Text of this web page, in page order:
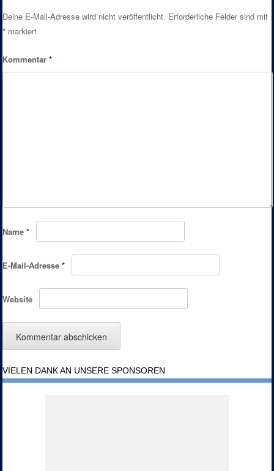
Deine E-Mail-Adresse wird nicht veröffentlicht. Erforderliche Felder sind mit
* markiert
Kommentar*
Name*
E-Mail-Adresse*
Website
VIELEN DANK AN UNSERE SPONSOREN